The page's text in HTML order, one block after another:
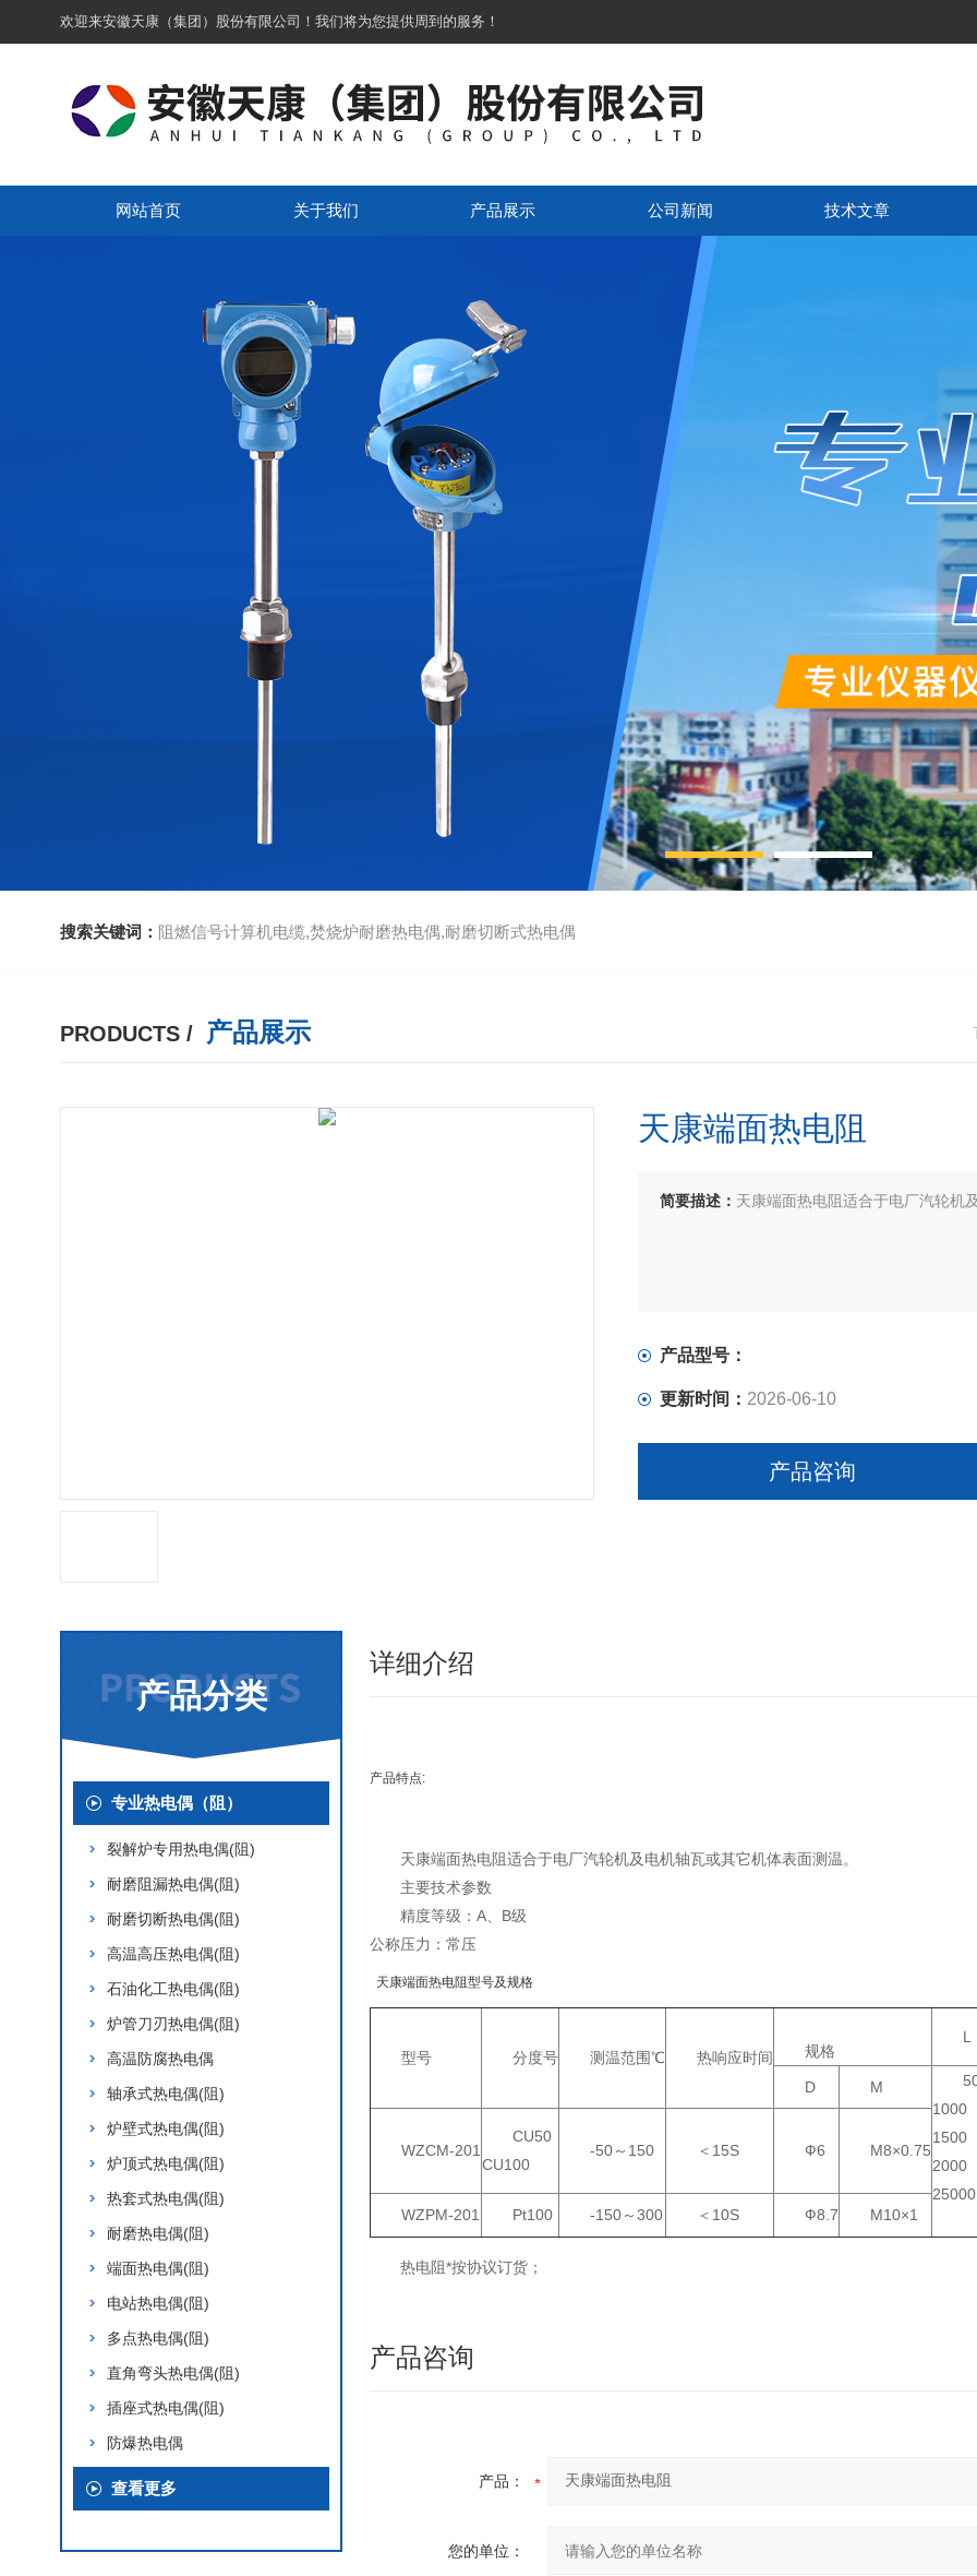
欢迎来安徽天康（集团）股份有限公司！我们将为您提供周到的服务！
网站首页 关于我们 产品展示 公司新闻 技术文章
搜索关键词： 阻燃信号计算机电缆,焚烧炉耐磨热电偶,耐磨切断式热电偶
PRODUCTS / 产品展示
天康端面热电阻
简要描述： 天康端面热电阻适合于电厂汽轮机
产品型号：
更新时间： 2026-06-10
产品咨询
产品分类
专业热电偶（阻）
裂解炉专用热电偶(阻)
耐磨阻漏热电偶(阻)
耐磨切断热电偶(阻)
高温高压热电偶(阻)
石油化工热电偶(阻)
炉管刀刃热电偶(阻)
高温防腐热电偶
轴承式热电偶(阻)
炉壁式热电偶(阻)
炉顶式热电偶(阻)
热套式热电偶(阻)
耐磨热电偶(阻)
端面热电偶(阻)
电站热电偶(阻)
多点热电偶(阻)
直角弯头热电偶(阻)
插座式热电偶(阻)
防爆热电偶
查看更多
详细介绍
产品特点:
天康端面热电阻适合于电厂汽轮机及电机轴瓦或其它机体表面测温。
主要技术参数
精度等级：A、B级
公称压力：常压
天康端面热电阻型号及规格
型号 分度号 测温范围℃ 热响应时间 规格
L
D M
1000
1500
2000
25000
WZCM-201
CU50
CU100
-50～150 ＜15S Ф6 M8×0.75
WZPM-201 Pt100 -150～300 ＜10S Ф8.7 M10×1
热电阻*按协议订货；
产品咨询
产品：
您的单位：